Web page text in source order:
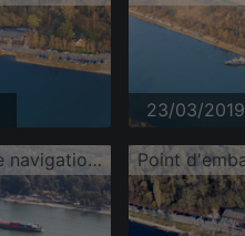
23/03/2019
Un bateau de navigation intérieure navigue sur le Rhin.